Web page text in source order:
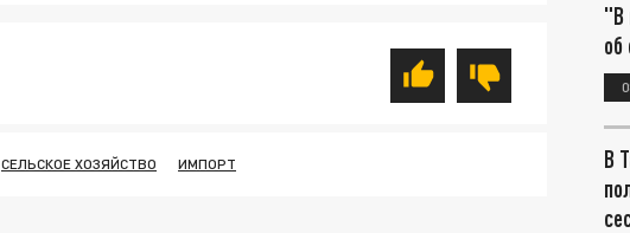
СЕЛЬСКОЕ ХОЗЯЙСТВО ИМПОРТ
"В
об
В